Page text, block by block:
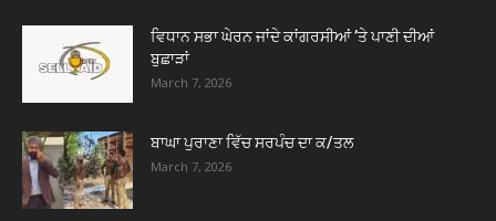
ਵਿਧਾਨ ਸਭਾ ਘੇਰਨ ਜਾਂਦੇ ਕਾਂਗਰਸੀਆਂ ’ਤੇ ਪਾਣੀ ਦੀਆਂ
ਬੁਛਾੜਾਂ
March 7, 2026
ਬਾਘਾ ਪੁਰਾਣਾ ਵਿੱਚ ਸਰਪੰਚ ਦਾ ਕ/ਤਲ
March 7, 2026